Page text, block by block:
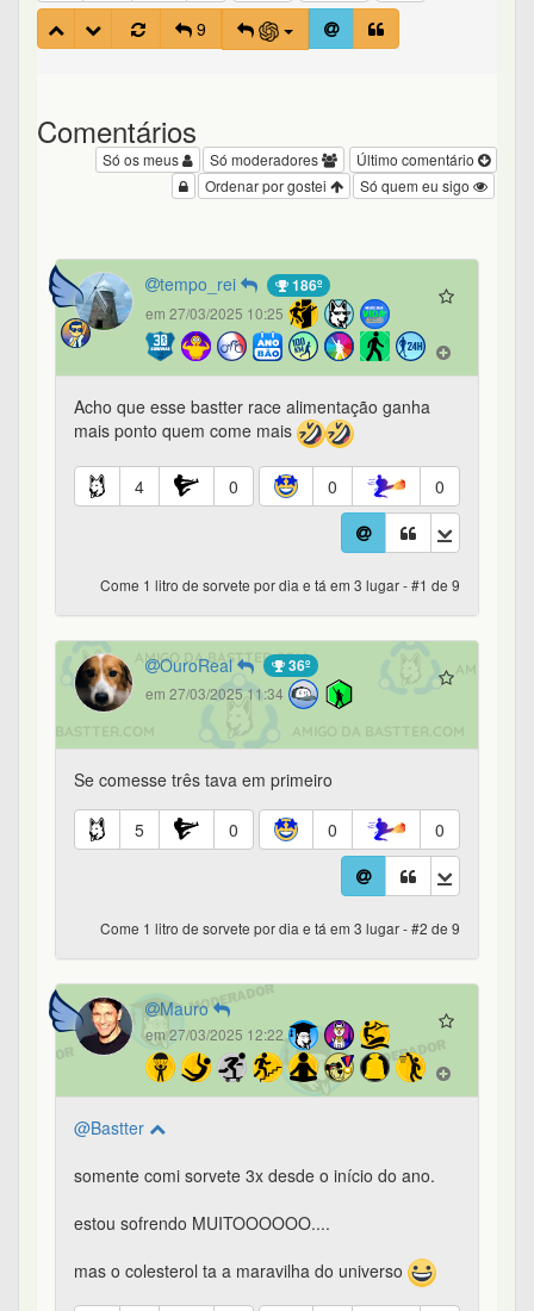
9
Comentários
Último comentário
Só moderadores
Só os meus
Só quem eu sigo
Ordenar por gostei
tempo_rei 186º
em 27/03/2025 10:25
Acho que esse bastter race alimentação ganha
mais ponto quem come mais
4 0 0 0
Come 1 litro de sorvete por dia e tá em 3 lugar - #1 de 9
OuroReal 36º
em 27/03/2025 11:34
Se comesse três tava em primeiro
5 0 0 0
Come 1 litro de sorvete por dia e tá em 3 lugar - #2 de 9
Mauro
em 27/03/2025 12:22
@Bastter
somente comi sorvete 3x desde o início do ano.
estou sofrendo MUITOOOOOO....
mas o colesterol ta a maravilha do universo